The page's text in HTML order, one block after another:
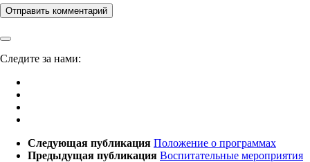
Следите за нами:
Следующая публикация Положение о программах
Предыдущая публикация Воспитательные мероприятия